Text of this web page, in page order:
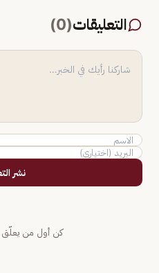
التعليقات(
0
)
نشر
كن أول من يعلّق